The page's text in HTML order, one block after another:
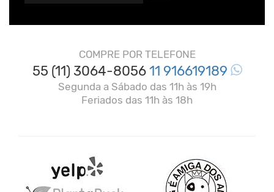
COMPRE POR TELEFONE
55 (11) 3064-805611 916619189
Segunda a Sábado das 11h às 19h
Feriados das 11h às 18h